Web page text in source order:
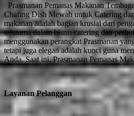
Prasmanan Pemanas Makanan
Chafing Dish Mewah untuk Catering
makanan adalah bagian krusial dari
terutama dalam bisnis catering dan
menggunakan perangkat Prasmanan
tetapi juga elegan adalah kunci guna
Anda. Saat ini, Prasmanan Pemanas
Layanan Pelanggan